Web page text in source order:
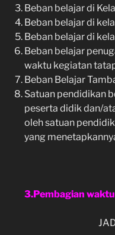
Beban belajar di
Beban belajar di
Beban belajar di
Beban belajar
waktu kegiatan
Beban Belajar
Satuan pendidikan
peserta didik dan/
oleh satuan
yang
3.Pembagian